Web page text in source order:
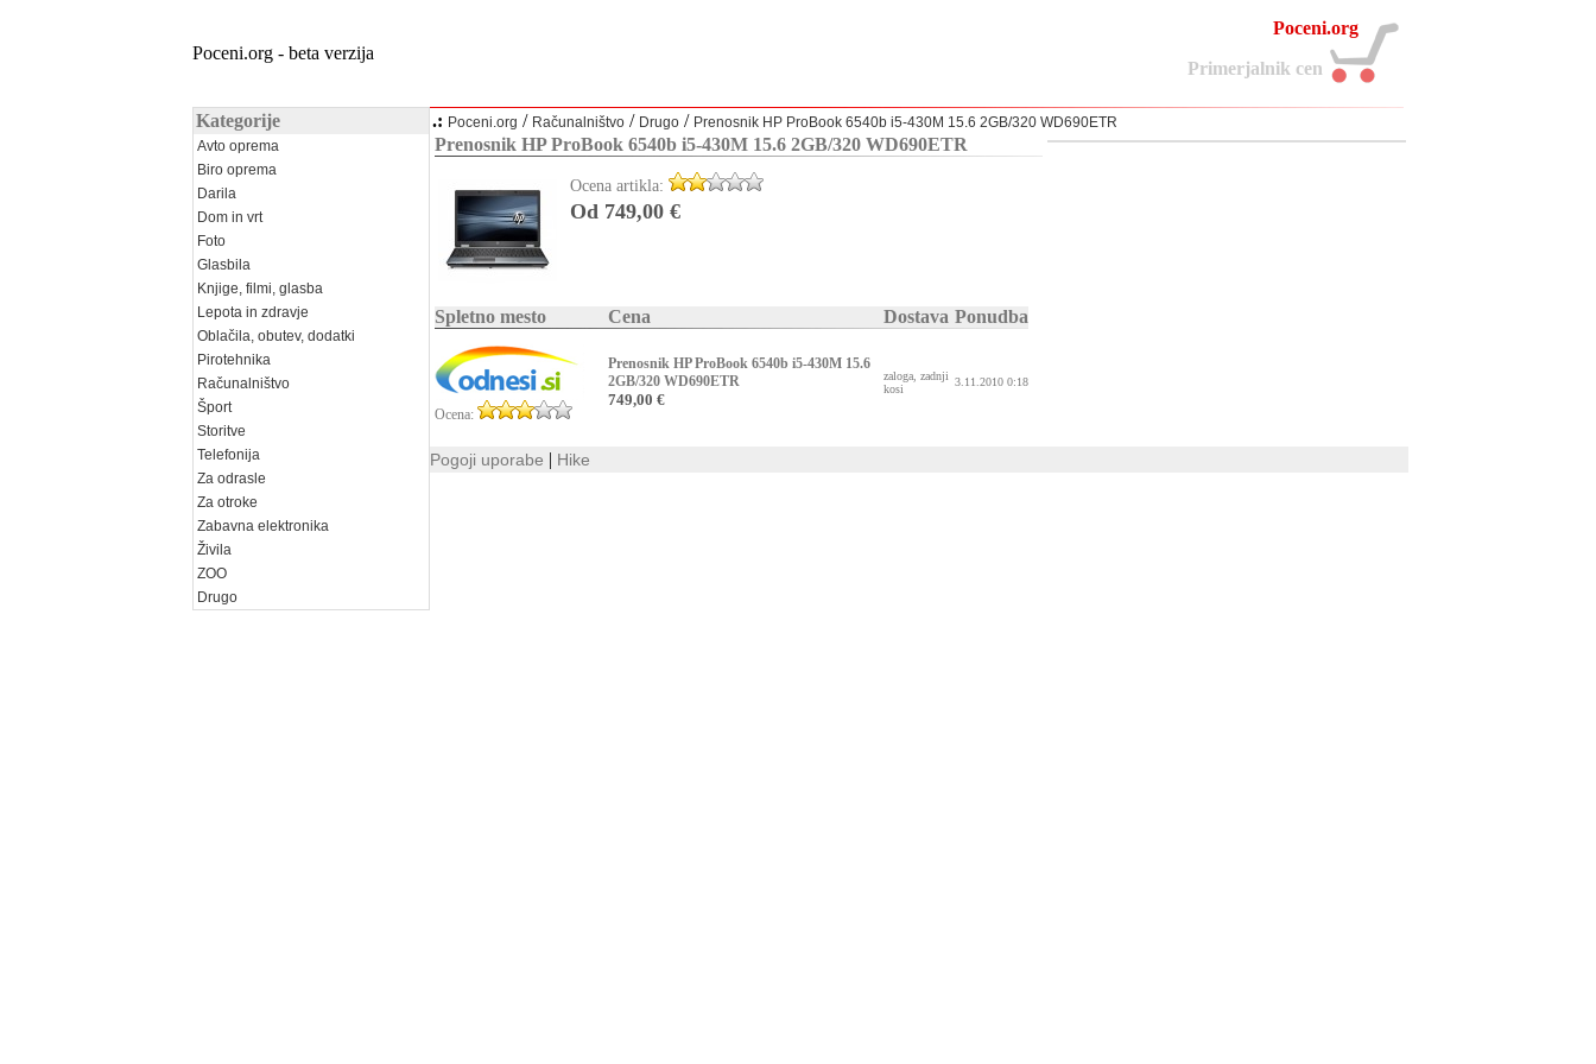
Poceni.org - beta verzija
Poceni.org
Primerjalnik cen
Kategorije
Avto oprema
Biro oprema
Darila
Dom in vrt
Foto
Glasbila
Knjige, filmi, glasba
Lepota in zdravje
Oblačila, obutev, dodatki
Pirotehnika
Računalništvo
Šport
Storitve
Telefonija
Za odrasle
Za otroke
Zabavna elektronika
Živila
ZOO
Drugo
.: Poceni.org / Računalništvo / Drugo / Prenosnik HP ProBook 6540b i5-430M 15.6 2GB/320 WD690ETR
Prenosnik HP ProBook 6540b i5-430M 15.6 2GB/320 WD690ETR
Ocena artikla:
Od 749,00 €
Spletno mesto Cena Dostava Ponudba
Ocena:
Prenosnik HP ProBook 6540b i5-430M 15.6
2GB/320 WD690ETR
749,00 €
zaloga, zadnji
kosi
3.11.2010 0:18
Pogoji uporabe | Hike